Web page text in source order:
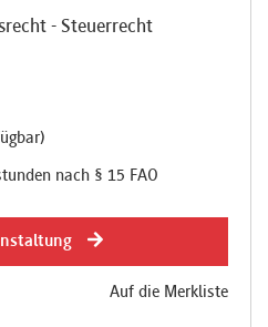
- Steuerrecht
nach § 15 FAO
Auf die Merkliste